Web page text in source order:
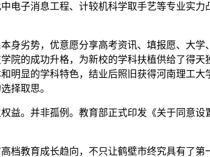
子消息工程、计较机科学取手艺等专业实力
劣势，优意愿分享高考资讯、填报愿、大学
院的成功升格，为新校的学科扶植供给了得
明显的学科特色，结业后照旧获得河南理工
择取思。
。并非孤例。教育部正式印发《关于同意设
教育成长趋向，不只让鹤壁市终究具有了第